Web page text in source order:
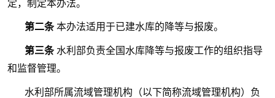
定，制定本办法。
第二条本办法适用于已建水库的降等与报废。
第三条水利部负责全国水库降等与报废工作的组织指导
和监督管理。
水利部所属流域管理机构（以下简称流域管理机构）负